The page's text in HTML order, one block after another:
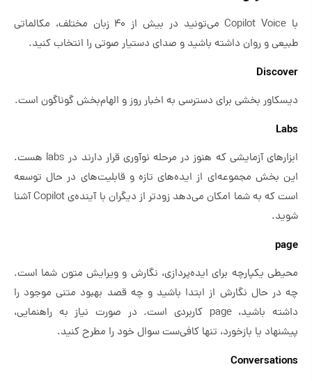
با Copilot Voice می‌تونید در بیش از ۴۰ زبان مختلف، مکالماتی
طبیعی و روان داشته باشید و صدای دستیار صوتی را انتخاب کنید.
Discover
دیسکاور بخشی برای دسترسی به اخبار روز و الهام‌بخش گوناگون است.
Labs
ابزارهای آزمایشی که هنوز در مرحله نوآوری قرار دارند در labs هست.
این بخش مجموعه‌ای از ایده‌های تازه و قابلیت‌های در حال توسعه
است که به شما امکان می‌دهد زودتر از دیگران با آینده‌ی Copilot آشنا
شوید.
page
محیطی یکپارچه برای ایده‌پردازی، نگارش و ویرایش متون شما است.
چه در حال نگارش از ابتدا باشید و چه قصد بهبود متنی موجود را
داشته باشید، page کاربردی است. در صورت نیاز به راهنمایی،
پیشنهاد یا بازخورد، تنها کافی‌ست سوال خود را مطرح کنید.
Conversations